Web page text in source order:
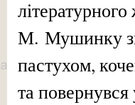
М. Мушинку
пастухом,
та